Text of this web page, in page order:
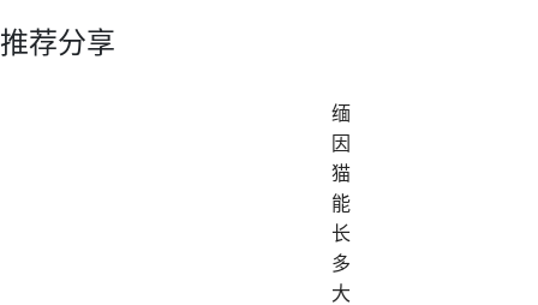
推荐分享
缅
因
猫
能
长
多
大